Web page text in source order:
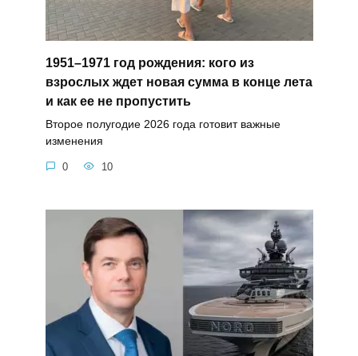
1951–1971 год рождения: кого из
взрослых ждет новая сумма в конце лета
и как ее не пропустить
Второе полугодие 2026 года готовит важные
изменения
0 10